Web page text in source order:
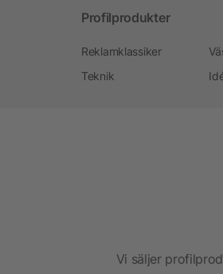
Profilprodukter
Reklamklassiker
Teknik
Vi säljer